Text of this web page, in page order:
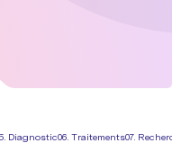
Diagnostic06. Traitements07.